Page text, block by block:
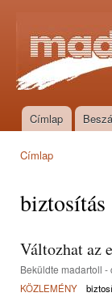
Madártoll
Főmenü
Címlap
Címlap
biztosítás
Változhat az
Beküldte madartoll -
KÖZLEMÉNY